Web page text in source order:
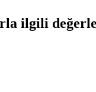
ilgili